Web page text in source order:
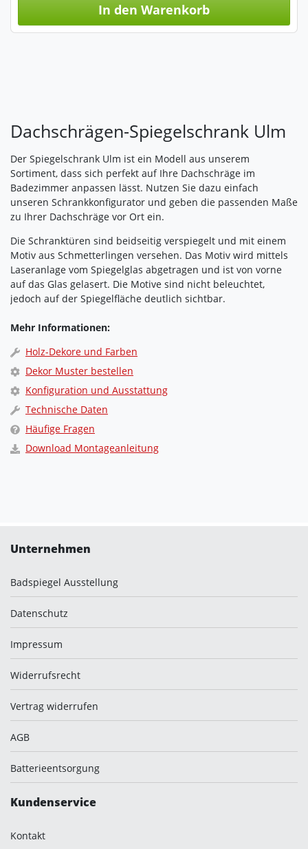
In den Warenkorb
Dachschrägen-Spiegelschrank Ulm
Der Spiegelschrank Ulm ist ein Modell aus unserem
Sortiment, dass sich perfekt auf Ihre Dachschräge im
Badezimmer anpassen lässt. Nutzen Sie dazu einfach
unseren Schrankkonfigurator und geben die passenden Maße
zu Ihrer Dachschräge vor Ort ein.
Die Schranktüren sind beidseitig verspiegelt und mit einem
Motiv aus Schmetterlingen versehen. Das Motiv wird mittels
Laseranlage vom Spiegelglas abgetragen und ist von vorne
auf das Glas gelasert. Die Motive sind nicht beleuchtet,
jedoch auf der Spiegelfläche deutlich sichtbar.
Mehr Informationen:
Holz-Dekore und Farben
Dekor Muster bestellen
Konfiguration und Ausstattung
Technische Daten
Häufige Fragen
Download Montageanleitung
Unternehmen
Badspiegel Ausstellung
Datenschutz
Impressum
Widerrufsrecht
Vertrag widerrufen
AGB
Batterieentsorgung
Kundenservice
Kontakt